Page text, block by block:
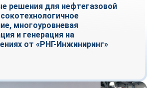
решения для нефтегазовой
многоуровневая
и генерация на
от «РНГ-Инжиниринг»